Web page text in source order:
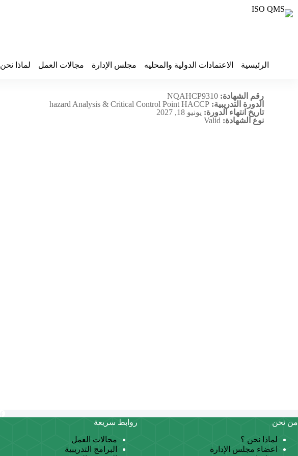
الرئيسية الاعتمادات الدولية والمحليه مجلس الإدارة مجالات العمل لماذا نحن
رقم الشهادة:NQAHCP9310
الدورة التدريبية:hazard Analysis & Critical Control Point HACCP
تاريخ انتهاء الدورة: يونيو 18, 2027
نوع الشهادة: Valid
من نحن
لماذا نحن ؟
اعضاء مجلس الإدارة
روابط سريعة
مجالات العمل
البرامج التدريبية